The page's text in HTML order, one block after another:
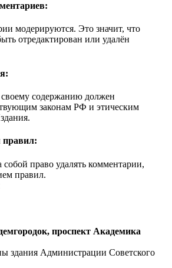
модерируются. Это значит, что
отредактирован или удалён
содержанию должен
законам РФ и этическим
правил:
собой право удалять комментарии,
правил.
проспект Академика
здания Администрации Советского